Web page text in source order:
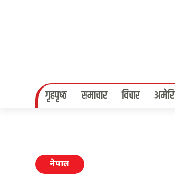
गृहपृष्‍ठ समाचार विचार
नेपाल